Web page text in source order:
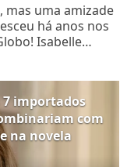
mas uma amizade
há anos nos
Isabelle
Marquezine,
momentos
7 importados
com
na novela